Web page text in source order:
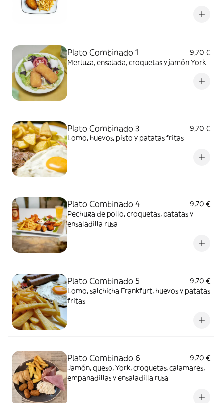
Plato Combinado 1
9,70 €
Merluza, ensalada, croquetas y jamón York
Plato Combinado 3
9,70 €
Lomo, huevos, pisto y patatas fritas
Plato Combinado 4
9,70 €
Pechuga de pollo, croquetas, patatas y
ensaladilla rusa
Plato Combinado 5
9,70 €
Lomo, salchicha Frankfurt, huevos y patatas
fritas
Plato Combinado 6
9,70 €
Jamón, queso, York, croquetas, calamares,
empanadillas y ensaladilla rusa